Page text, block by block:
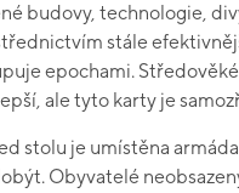
budovy, technologie,
stále
epochami.
ale tyto karty je
stolu je umístěna
Obyvatelé